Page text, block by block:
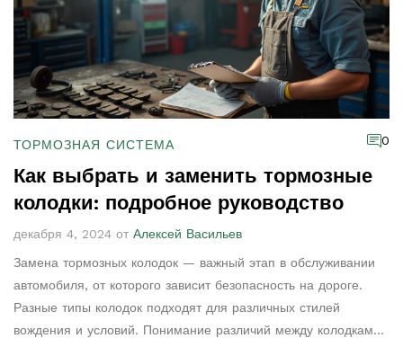
ТОРМОЗНАЯ СИСТЕМА 0
Как выбрать и заменить тормозные
колодки: подробное руководство
декабря 4, 2024 от Алексей Васильев
Замена тормозных колодок — важный этап в обслуживании
автомобиля, от которого зависит безопасность на дороге.
Разные типы колодок подходят для различных стилей
вождения и условий. Понимание различий между колодками